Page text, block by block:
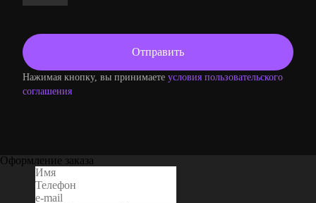
Нажимая кнопку, вы принимаете условия пользовательского
соглашения
Оформление заказа